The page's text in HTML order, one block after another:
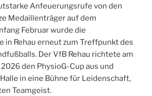
Anfeuerungsrufe von den
Medaillenträger auf dem
Februar wurde die
in Rehau erneut zum Treffpunkt des
Der VfB Rehau richtete am
den PhysioG-Cup aus und
in eine Bühne für Leidenschaft,
Teamgeist.